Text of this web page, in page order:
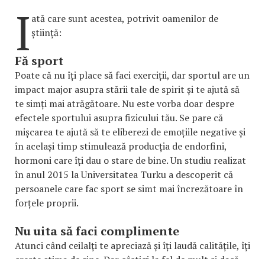
I ată care sunt acestea, potrivit oamenilor de
știință:
Fă sport
Poate că nu îți place să faci exerciții, dar sportul are un
impact major asupra stării tale de spirit și te ajută să
te simți mai atrăgătoare. Nu este vorba doar despre
efectele sportului asupra fizicului tău. Se pare că
mișcarea te ajută să te eliberezi de emoțiile negative și
în același timp stimulează producția de endorfini,
hormoni care îți dau o stare de bine. Un studiu realizat
în anul 2015 la Universitatea Turku a descoperit că
persoanele care fac sport se simt mai încrezătoare în
forțele proprii.
Nu uita să faci complimente
Atunci când ceilalți te apreciază și îți laudă calitățile, îți